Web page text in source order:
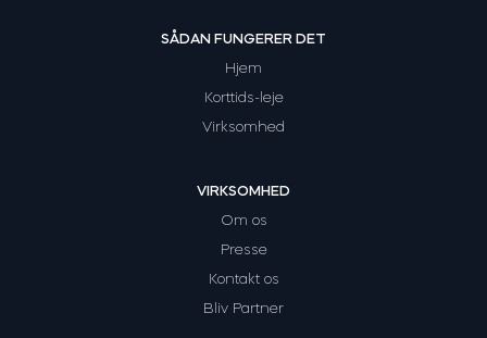
SÅDAN FUNGERER DET
Hjem
Korttids-leje
Virksomhed
VIRKSOMHED
Om os
Presse
Kontakt os
Bliv Partner